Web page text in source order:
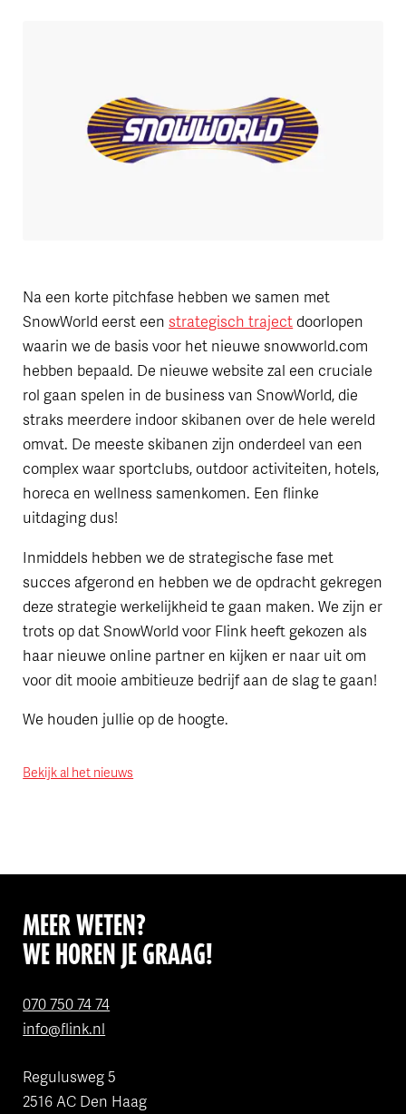
Na een korte pitchfase hebben we samen met
SnowWorld eerst eenstrategisch traject doorlopen
waarin we de basis voor het nieuwe snowworld.com
hebben bepaald. De nieuwe website zal een cruciale
rol gaan spelen in de business van SnowWorld, die
straks meerdere indoor skibanen over de hele wereld
omvat. De meeste skibanen zijn onderdeel van een
complex waar sportclubs, outdoor activiteiten, hotels,
horeca en wellness samenkomen. Een flinke
uitdaging dus!
Inmiddels hebben we de strategische fase met
succes afgerond en hebben we de opdracht gekregen
deze strategie werkelijkheid te gaan maken. We zijn er
trots op dat SnowWorld voor Flink heeft gekozen als
haar nieuwe online partner en kijken er naar uit om
voor dit mooie ambitieuze bedrijf aan de slag te gaan!
We houden jullie op de hoogte.
Bekijk al het nieuws
MEER WETEN?
WE HOREN JE GRAAG!
070 750 74 74
info@flink.nl
Regulusweg 5
2516 AC Den Haag